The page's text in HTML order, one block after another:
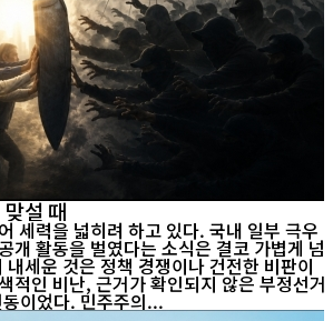
설 때
세력을 넓히려 하고 있다. 국내 일부 극우
개 활동을 벌였다는 소식은 결코 가볍게 넘
세운 것은 정책 경쟁이나 건전한 비판이
적인 비난, 근거가 확인되지 않은 부정선거
이었다. 민주주의...